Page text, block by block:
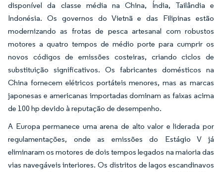
disponível da classe média na China, Índia, Tailândia e
Indonésia. Os governos do Vietnã e das Filipinas estão
modernizando as frotas de pesca artesanal com robustos
motores a quatro tempos de médio porte para cumprir os
novos códigos de emissões costeiras, criando ciclos de
substituição significativos. Os fabricantes domésticos na
China fornecem elétricos portáteis menores, mas as marcas
japonesas e americanas importadas dominam as faixas acima
de 100 hp devido à reputação de desempenho.
A Europa permanece uma arena de alto valor e liderada por
regulamentações, onde as emissões do Estágio V já
eliminaram os motores de dois tempos legados na maioria das
vias navegáveis interiores. Os distritos de lagos escandinavos